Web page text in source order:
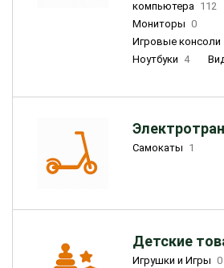
компьютера 112
Мониторы 0
Игровые консоли
Ноутбуки 4
Самокаты 1
Детские
Игрушки и Игры 0